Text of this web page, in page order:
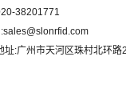
38201771
sales@slonrfid.com
址:广州市天河区珠村北环